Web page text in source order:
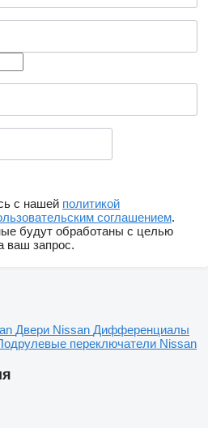
с нашей политикой
соглашением.
будут обработаны с целью
ваш запрос.
Двери Nissan Дифференциалы
переключатели Nissan